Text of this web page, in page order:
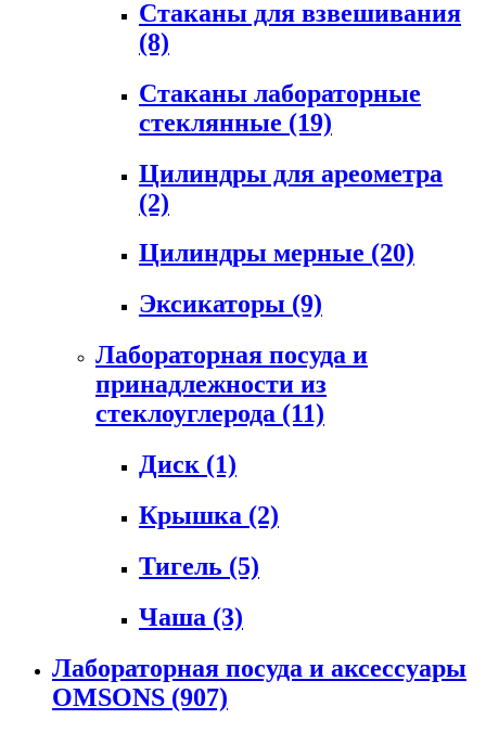
Стаканы для взвешивания
(8)
Стаканы лабораторные
стеклянные (19)
Цилиндры для ареометра
(2)
Цилиндры мерные (20)
Эксикаторы (9)
Лабораторная посуда и
принадлежности из
стеклоуглерода (11)
Диск (1)
Крышка (2)
Тигель (5)
Чаша (3)
Лабораторная посуда и аксессуары
OMSONS (907)